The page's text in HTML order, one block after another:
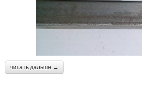
читать дальше →